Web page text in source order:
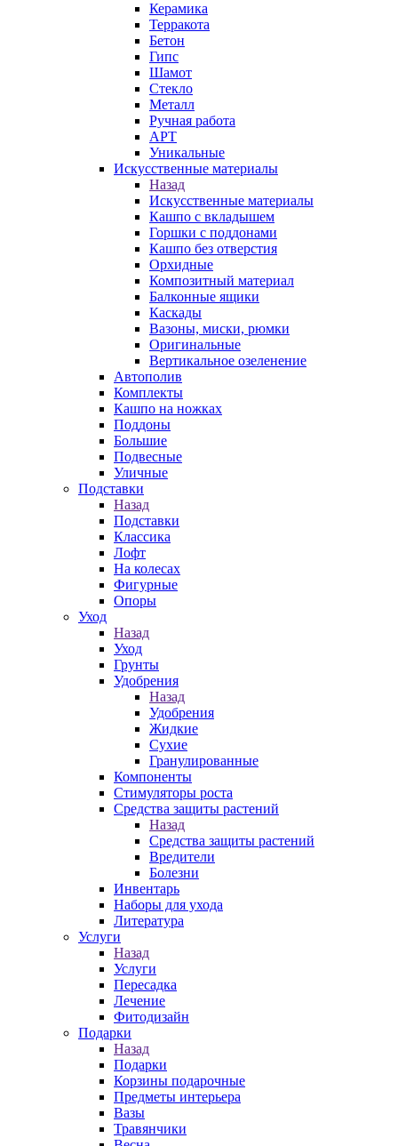
Керамика
Терракота
Бетон
Гипс
Шамот
Стекло
Металл
Ручная работа
АРТ
Уникальные
Искусственные материалы
Назад
Искусственные материалы
Кашпо с вкладышем
Горшки с поддонами
Кашпо без отверстия
Орхидные
Композитный материал
Балконные ящики
Каскады
Вазоны, миски, рюмки
Оригинальные
Вертикальное озеленение
Автополив
Комплекты
Кашпо на ножках
Поддоны
Большие
Подвесные
Уличные
Подставки
Назад
Подставки
Классика
Лофт
На колесах
Фигурные
Опоры
Уход
Назад
Уход
Грунты
Удобрения
Назад
Удобрения
Жидкие
Сухие
Гранулированные
Компоненты
Стимуляторы роста
Средства защиты растений
Назад
Средства защиты растений
Вредители
Болезни
Инвентарь
Наборы для ухода
Литература
Услуги
Назад
Услуги
Пересадка
Лечение
Фитодизайн
Подарки
Назад
Подарки
Корзины подарочные
Предметы интерьера
Вазы
Травянчики